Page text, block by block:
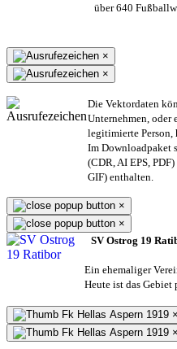
über 640
×
×
Die Vektordaten
Unternehmen, oder
legitimierte Person,
Im Downloadpaket
(CDR, AI EPS,
GIF) enthalten.
×
×
SV Ostrog 19
Ein ehemaliger
Heute ist das Gebiet
×
×